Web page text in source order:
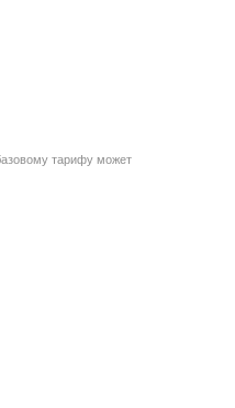
тарифу может